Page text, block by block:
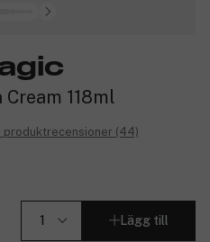
118ml
produktrecensioner (44)
Lägg till